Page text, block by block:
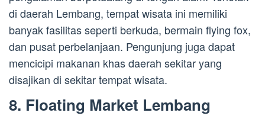
di daerah Lembang, tempat wisata ini memiliki
banyak fasilitas seperti berkuda, bermain flying fox,
dan pusat perbelanjaan. Pengunjung juga dapat
mencicipi makanan khas daerah sekitar yang
disajikan di sekitar tempat wisata.
8. Floating Market Lembang